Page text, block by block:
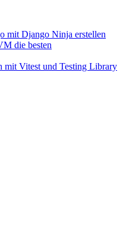
mit Django Ninja erstellen
die besten
mit Vitest und Testing Library